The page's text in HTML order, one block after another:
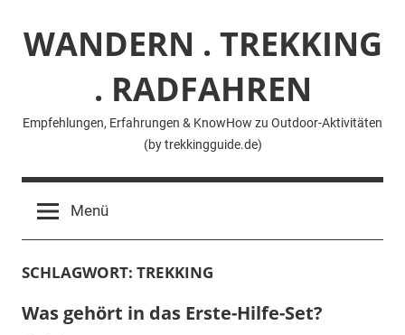
Inhalt
springenWANDERN . TREKKING
. RADFAHREN
Empfehlungen, Erfahrungen & KnowHow zu Outdoor-Aktivitäten
(by trekkingguide.de)
Menü
SCHLAGWORT: TREKKING
Was gehört in das Erste-Hilfe-Set?